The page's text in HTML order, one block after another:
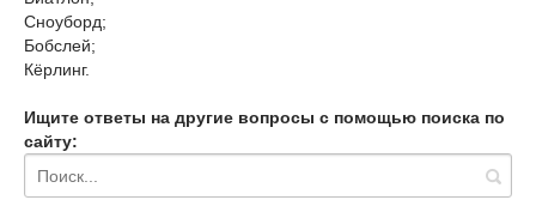
Сноуборд;
Бобслей;
Кёрлинг.
Ищите ответы на другие вопросы с помощью поиска по
сайту: